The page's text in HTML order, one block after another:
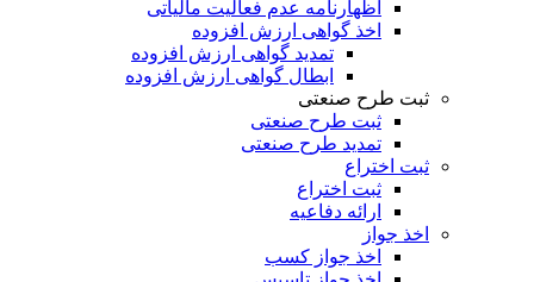
اظهارنامه عدم فعالیت مالیاتی
اخذ گواهی ارزش افزوده
تمدید گواهی ارزش افزوده
ابطال گواهی ارزش افزوده
ثبت طرح صنعتی
ثبت طرح صنعتی
تمدید طرح صنعتی
ثبت اختراع
ثبت اختراع
ارائه دفاعیه
اخذ جواز
اخذ جواز کسب